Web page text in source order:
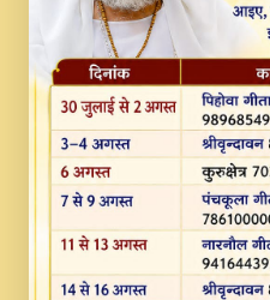
MERE MANN
NEW PUNAJBI
FULL VIDEO HD.mp3
Na To Roop Hai
Divine Bhajan by Shri
#BhaktiPath.mp3
Radha Rani Ki
Song By Chitra